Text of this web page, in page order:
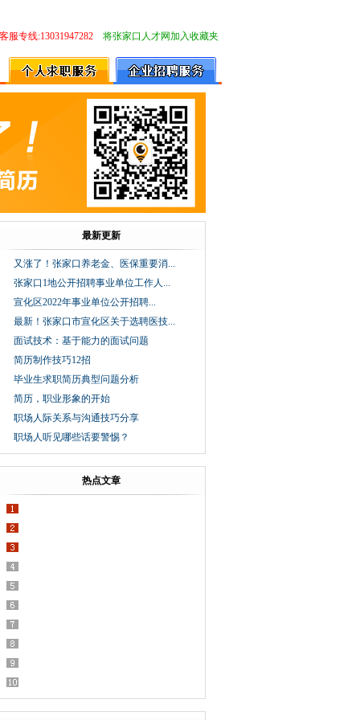
客服专线:13031947282 将张家口人才网加入收藏夹
最新更新
又涨了！张家口养老金、医保重要消...
张家口1地公开招聘事业单位工作人...
宣化区2022年事业单位公开招聘...
最新！张家口市宣化区关于选聘医技...
面试技术：基于能力的面试问题
简历制作技巧12招
毕业生求职简历典型问题分析
简历，职业形象的开始
职场人际关系与沟通技巧分享
职场人听见哪些话要警惕？
热点文章